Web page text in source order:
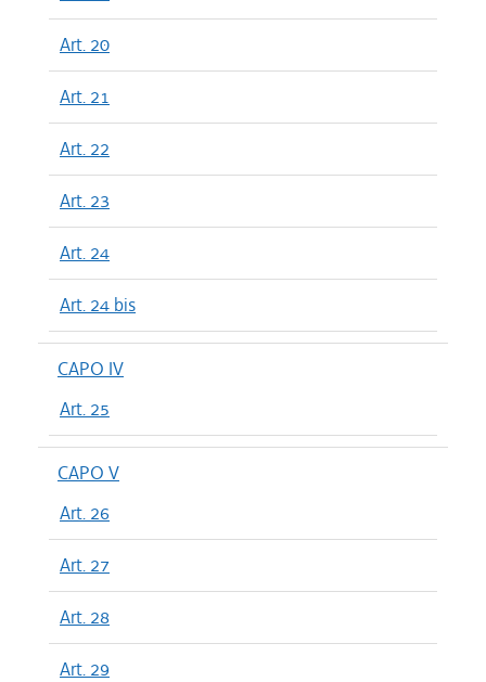
Art. 20
Art. 21
Art. 22
Art. 23
Art. 24
Art. 24 bis
CAPO IV
Art. 25
CAPO V
Art. 26
Art. 27
Art. 28
Art. 29